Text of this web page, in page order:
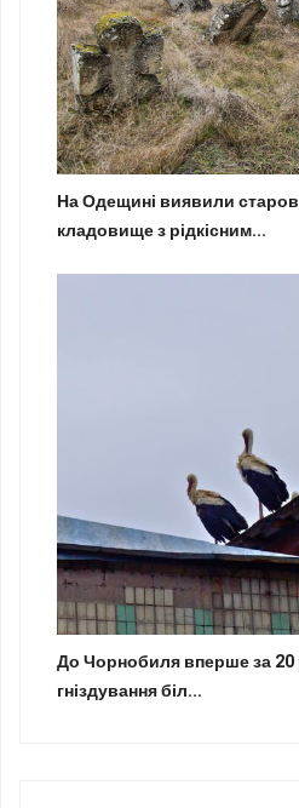
На Одещині виявили
кладовище з рідкісним...
До Чорнобиля вперше за 20
гніздування біл...